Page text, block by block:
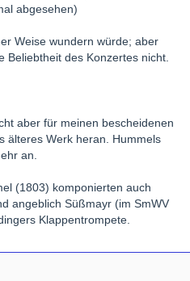
abgesehen)
Weise wundern würde; aber
Beliebtheit des Konzertes nicht.
aber für meinen bescheidenen
älteres Werk heran. Hummels
an.
(1803) komponierten auch
angeblich Süßmayr (im SmWV
Klappentrompete.